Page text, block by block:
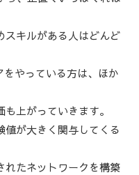
スキルがある人はどんど
やっている方は、ほか
上がっていきます。
値が大きく関与してくる
れたネットワークを構築